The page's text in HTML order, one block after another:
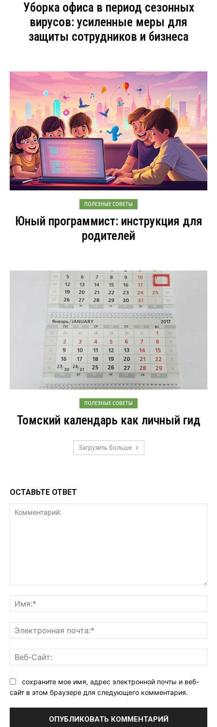
Уборка офиса в период сезонных
вирусов: усиленные меры для
защиты сотрудников и бизнеса
ПОЛЕЗНЫЕ СОВЕТЫ
Юный программист: инструкция для
родителей
ПОЛЕЗНЫЕ СОВЕТЫ
Томский календарь как личный гид
Загрузить больше
ОСТАВЬТЕ ОТВЕТ
сохраните мое имя, адрес электронной почты и веб-
сайт в этом браузере для следующего комментария.